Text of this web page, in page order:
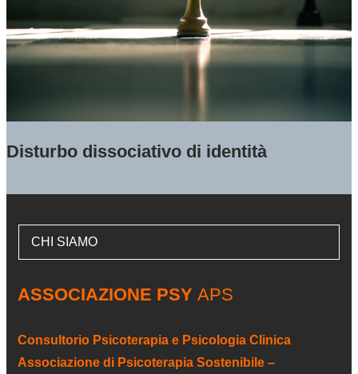
Disturbo dissociativo di identità
CHI SIAMO
ASSOCIAZIONE PSY APS
Consultorio Psicoterapia e Psicologia Clinica
Associazione di Psicoterapia Sostenibile –